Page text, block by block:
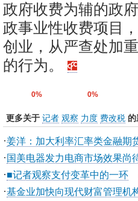
政府收费为辅的政
政事业性收费项目
创业，从严查处加
的行为。
0% 0%
更多关于 记者 观察 力度 费改税 的
·姜洋：加大利率汇率类金融期
·国美电器发力电商市场效果尚
·■记者观察支付变革中的一环
·基金业加快向现代财富管理机